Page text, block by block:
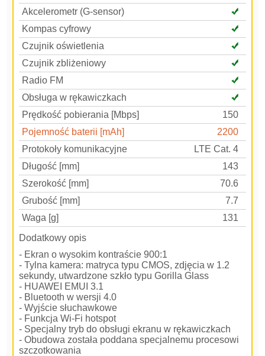
Akcelerometr (G-sensor)
Kompas cyfrowy
Czujnik oświetlenia
Czujnik zbliżeniowy
Radio FM
Obsługa w rękawiczkach
Prędkość pobierania [Mbps]
150
Pojemność baterii [mAh]
2200
Protokoły komunikacyjne
LTE Cat. 4
Długość [mm]
143
Szerokość [mm]
70.6
Grubość [mm]
7.7
Waga [g]
131
Dodatkowy opis
- Ekran o wysokim kontraście 900:1
- Tylna kamera: matryca typu CMOS, zdjęcia w 1.2
sekundy, utwardzone szkło typu Gorilla Glass
- HUAWEI EMUI 3.1
- Bluetooth w wersji 4.0
- Wyjście słuchawkowe
- Funkcja Wi-Fi hotspot
- Specjalny tryb do obsługi ekranu w rękawiczkach
- Obudowa została poddana specjalnemu procesowi
szczotkowania